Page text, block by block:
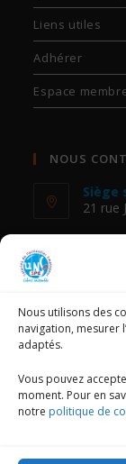
Nous utilisons des
navigation, mesurer
adaptés.
Vous pouvez
moment. Pour en
notre politique de
Liens utiles
Adhérer
Espace
NOUS
Siège
21 rue
01 48